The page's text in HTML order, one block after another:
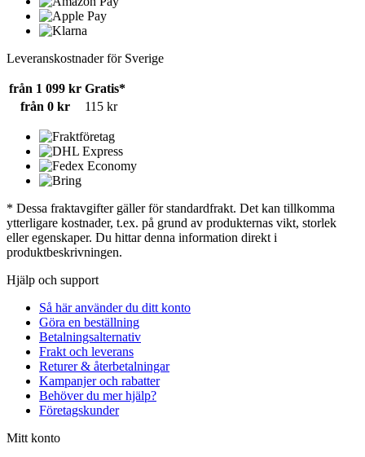
Leveranskostnader för Sverige
från 1 099 kr Gratis*
från 0 kr
115 kr
* Dessa fraktavgifter gäller för standardfrakt. Det kan tillkomma
ytterligare kostnader, t.ex. på grund av produkternas vikt, storlek
eller egenskaper. Du hittar denna information direkt i
produktbeskrivningen.
Hjälp och support
Så här använder du ditt konto
Göra en beställning
Betalningsalternativ
Frakt och leverans
Returer & återbetalningar
Kampanjer och rabatter
Behöver du mer hjälp?
Företagskunder
Mitt konto